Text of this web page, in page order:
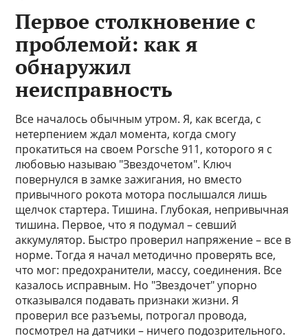
Первое столкновение с
проблемой: как я
обнаружил
неисправность
Все началось обычным утром. Я, как всегда, с
нетерпением ждал момента, когда смогу
прокатиться на своем Porsche 911, которого я с
любовью называю "Звездочетом". Ключ
повернулся в замке зажигания, но вместо
привычного рокота мотора послышался лишь
щелчок стартера. Тишина. Глубокая, непривычная
тишина. Первое, что я подумал – севший
аккумулятор. Быстро проверил напряжение – все в
норме. Тогда я начал методично проверять все,
что мог: предохранители, массу, соединения. Все
казалось исправным. Но "Звездочет" упорно
отказывался подавать признаки жизни. Я
проверил все разъемы, потрогал провода,
посмотрел на датчики – ничего подозрительного.